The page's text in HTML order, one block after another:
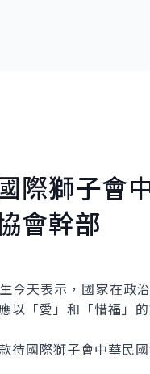
際獅子會
會幹部
天表示，國家在政治
以「愛」和「惜福」
國際獅子會中華民國